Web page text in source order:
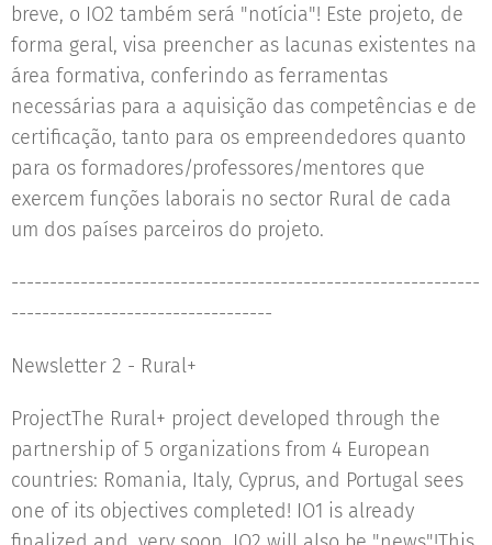
breve, o IO2 também será "notícia"! Este projeto, de
forma geral, visa preencher as lacunas existentes na
área formativa, conferindo as ferramentas
necessárias para a aquisição das competências e de
certificação, tanto para os empreendedores quanto
para os formadores/professores/mentores que
exercem funções laborais no sector Rural de cada
um dos países parceiros do projeto.
-------------------------------------------------------------
----------------------------------
Newsletter 2 - Rural+
ProjectThe Rural+ project developed through the
partnership of 5 organizations from 4 European
countries: Romania, Italy, Cyprus, and Portugal sees
one of its objectives completed! IO1 is already